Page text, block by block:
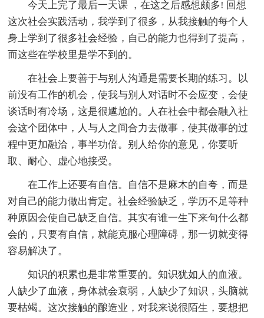
今天上完了最后一天课 ，在这之后感想颇多! 回想
这次社会实践活动，我学到了很多，从我接触的每个人
身上学到了很多社会经验，自己的能力也得到了提高，
而这些在学校里是学不到的。
在社会上要善于与别人沟通是需要长期的练习。以
前没有工作的机会，使我与别人对话时不会应变，会使
谈话时有冷场，这是很尴尬的。人在社会中都会融入社
会这个团体中，人与人之间合力去做事，使其做事的过
程中更加融洽，事半功倍。别人给你的意见，你要听
取、耐心、虚心地接受。
在工作上还要有自信。自信不是麻木的自夸，而是
对自己的能力做出肯定。社会经验缺乏，学历不足等种
种原因会使自己缺乏自信。其实有谁一生下来句什么都
会的，只要有自信，就能克服心理障碍，那一切就变得
容易解决了。
知识的积累也是非常重要的。知识犹如人的血液。
人缺少了血液，身体就会衰弱，人缺少了知识，头脑就
要枯竭。这次接触的酿造业，对我来说很陌生，要想把